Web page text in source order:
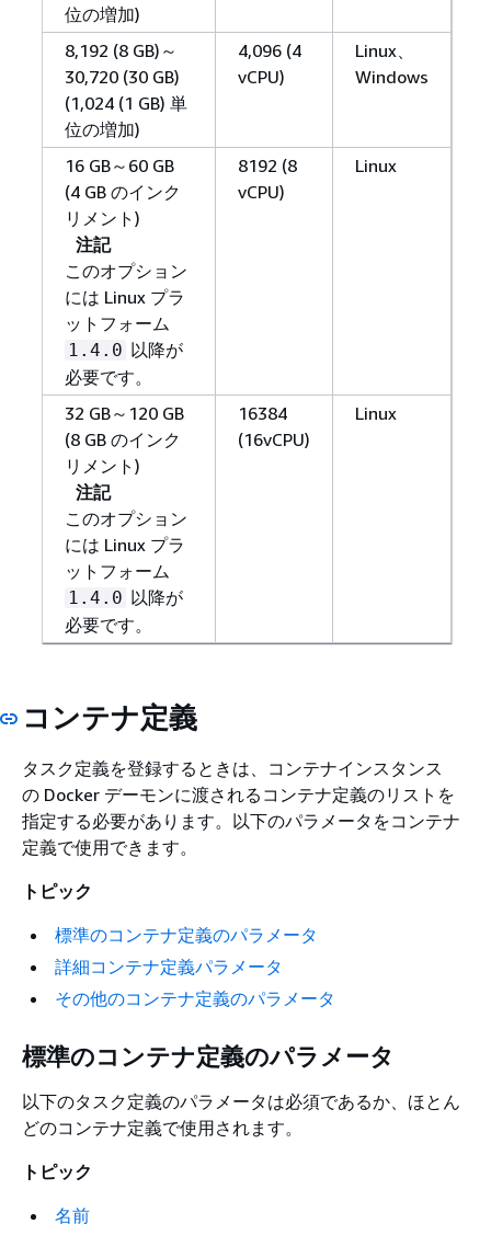
位の増加)
8,192 (8 GB)～
30,720 (30 GB)
(1,024 (1 GB) 単
位の増加)
4,096 (4
vCPU)
Linux、
Windows
16 GB～60 GB
(4 GB のインク
リメント)
注記
このオプション
には Linux プラ
ットフォーム
1.4.0 以降が
必要です。
8192 (8
vCPU)
Linux
32 GB～120 GB
(8 GB のインク
リメント)
注記
このオプション
には Linux プラ
ットフォーム
1.4.0 以降が
必要です。
16384
(16vCPU)
Linux
コンテナ定義
タスク定義を登録するときは、コンテナインスタンス
の Docker デーモンに渡されるコンテナ定義のリストを
指定する必要があります。以下のパラメータをコンテナ
定義で使用できます。
トピック
標準のコンテナ定義のパラメータ
詳細コンテナ定義パラメータ
その他のコンテナ定義のパラメータ
標準のコンテナ定義のパラメータ
以下のタスク定義のパラメータは必須であるか、ほとん
どのコンテナ定義で使用されます。
トピック
名前